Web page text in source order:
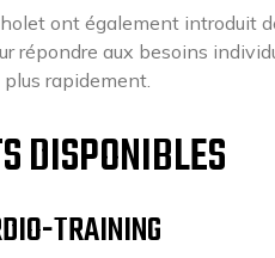
ont également introduit
répondre aux besoins
rapidement.
DISPONIBLES
TRAINING